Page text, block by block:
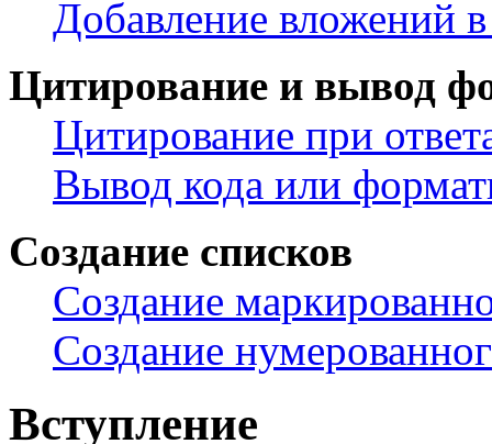
Добавление вложений
Цитирование и вывод
Цитирование при
Вывод кода или
Создание списков
Создание
Создание
Вступление